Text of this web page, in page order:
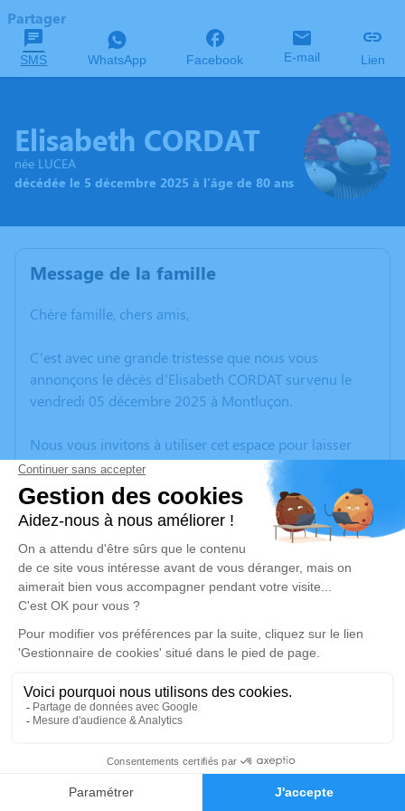
Faire-part Hommages
Partager
SMS WhatsApp Facebook E-mail Lien
Elisabeth CORDAT
née LUCEA
décédée le 5 décembre 2025 à l'âge de 80 ans
Message de la famille
Chère famille, chers amis,
C’est avec une grande tristesse que nous vous
annonçons le décès d’Elisabeth CORDAT survenu le
vendredi 05 décembre 2025 à Montluçon.
Nous vous invitons à utiliser cet espace pour laisser
vos condoléances, partager des photos souvenirs, une
anecdote ou exprimer vos pensées à travers des
poèmes ou des textes. Cet endroit est un lieu
d'expression dédié à honorer la mémoire d’Elisabeth
CORDAT.
Un service de plantation d’arbre hommage est
disponible ici.
Je rends hommage
Cérémonie civile
Crématorium de Montluçon de Domérat
70 Avenue Ambroise Croizat